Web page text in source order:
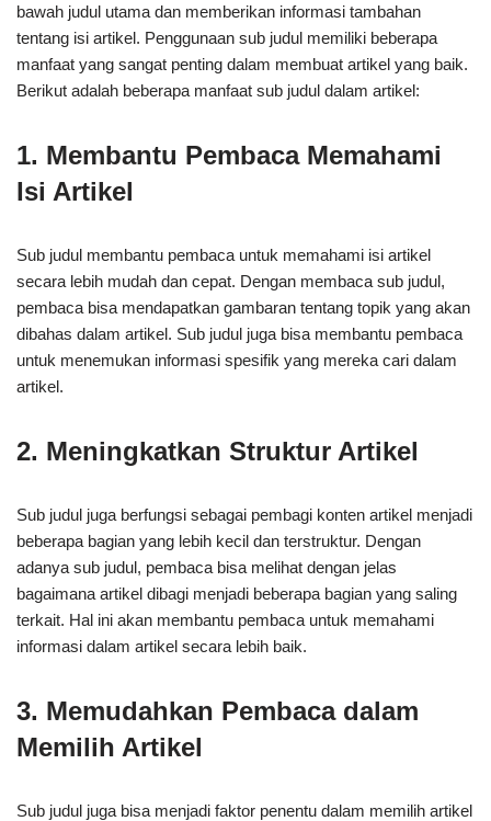
bawah judul utama dan memberikan informasi tambahan
tentang isi artikel. Penggunaan sub judul memiliki beberapa
manfaat yang sangat penting dalam membuat artikel yang baik.
Berikut adalah beberapa manfaat sub judul dalam artikel:
1. Membantu Pembaca Memahami
Isi Artikel
Sub judul membantu pembaca untuk memahami isi artikel
secara lebih mudah dan cepat. Dengan membaca sub judul,
pembaca bisa mendapatkan gambaran tentang topik yang akan
dibahas dalam artikel. Sub judul juga bisa membantu pembaca
untuk menemukan informasi spesifik yang mereka cari dalam
artikel.
2. Meningkatkan Struktur Artikel
Sub judul juga berfungsi sebagai pembagi konten artikel menjadi
beberapa bagian yang lebih kecil dan terstruktur. Dengan
adanya sub judul, pembaca bisa melihat dengan jelas
bagaimana artikel dibagi menjadi beberapa bagian yang saling
terkait. Hal ini akan membantu pembaca untuk memahami
informasi dalam artikel secara lebih baik.
3. Memudahkan Pembaca dalam
Memilih Artikel
Sub judul juga bisa menjadi faktor penentu dalam memilih artikel